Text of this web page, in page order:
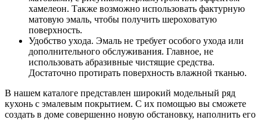
хамелеон. Также возможно использовать фактурную
матовую эмаль, чтобы получить шероховатую
поверхность.
Удобство ухода. Эмаль не требует особого ухода или
дополнительного обслуживания. Главное, не
использовать абразивные чистящие средства.
Достаточно протирать поверхность влажной тканью.
В нашем каталоге представлен широкий модельный ряд
кухонь с эмалевым покрытием. С их помощью вы сможете
создать в доме совершенно новую обстановку, наполнить его